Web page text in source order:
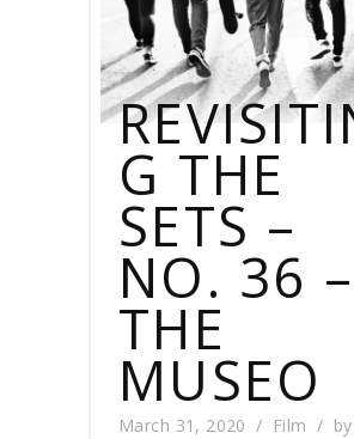
G THE
SETS –
NO. 36 –
THE
MUSEO
March 31, 2020 Film by